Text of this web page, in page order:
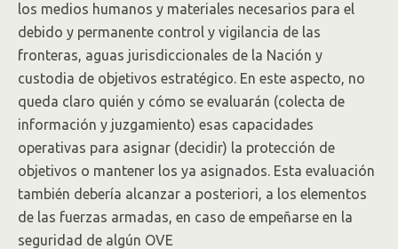
los medios humanos y materiales necesarios para el
debido y permanente control y vigilancia de las
fronteras, aguas jurisdiccionales de la Nación y
custodia de objetivos estratégico. En este aspecto, no
queda claro quién y cómo se evaluarán (colecta de
información y juzgamiento) esas capacidades
operativas para asignar (decidir) la protección de
objetivos o mantener los ya asignados. Esta evaluación
también debería alcanzar a posteriori, a los elementos
de las fuerzas armadas, en caso de empeñarse en la
seguridad de algún OVE